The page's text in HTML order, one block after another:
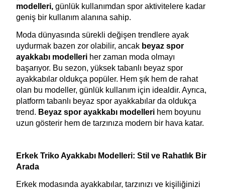
modelleri, günlük kullanımdan spor aktivitelere kadar
geniş bir kullanım alanına sahip.
Moda dünyasında sürekli değişen trendlere ayak
uydurmak bazen zor olabilir, ancak beyaz spor
ayakkabı modelleri her zaman moda olmayı
başarıyor. Bu sezon, yüksek tabanlı beyaz spor
ayakkabılar oldukça popüler. Hem şık hem de rahat
olan bu modeller, günlük kullanım için idealdir. Ayrıca,
platform tabanlı beyaz spor ayakkabılar da oldukça
trend. Beyaz spor ayakkabı modelleri hem boyunu
uzun gösterir hem de tarzınıza modern bir hava katar.
Erkek Triko Ayakkabı Modelleri: Stil ve Rahatlık Bir
Arada
Erkek modasında ayakkabılar, tarzınızı ve kişiliğinizi